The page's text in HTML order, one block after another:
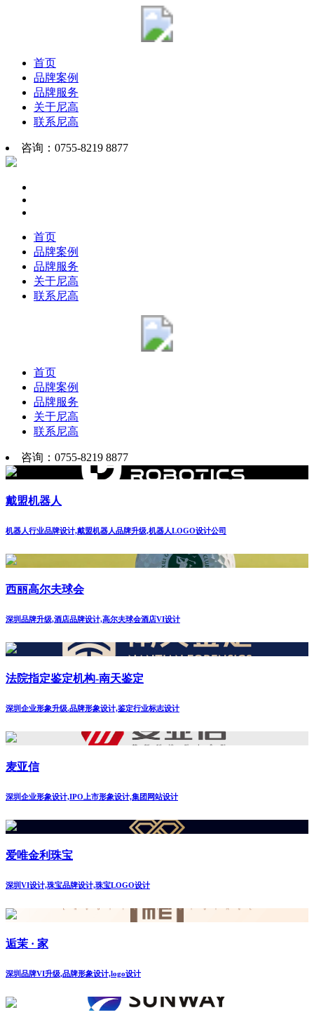
首页
品牌案例
品牌服务
关于尼高
联系尼高
咨询：0755-8219 8877
首页
品牌案例
品牌服务
关于尼高
联系尼高
首页
品牌案例
品牌服务
关于尼高
联系尼高
咨询：0755-8219 8877
戴盟机器人
机器人行业品牌设计,戴盟机器人品牌升级,机器人LOGO设计公司
西丽高尔夫球会
深圳品牌升级,酒店品牌设计,高尔夫球会酒店VI设计
法院指定鉴定机构-南天鉴定
深圳企业形象升级.品牌形象设计,鉴定行业标志设计
麦亚信
深圳企业形象设计,IPO上市形象设计,集团网站设计
爱唯金利珠宝
深圳VI设计,珠宝品牌设计,珠宝LOGO设计
逅茉 · 家
深圳品牌VI升级,品牌形象设计,logo设计